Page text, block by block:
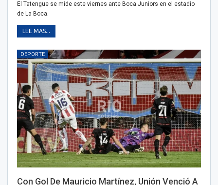
El Tatengue se mide este viernes ante Boca Juniors en el estadio
de La Boca.
LEE MAS...
DEPORTE
Con Gol De Mauricio Martínez, Unión Venció A